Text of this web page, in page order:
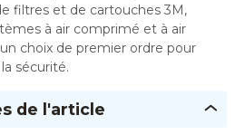
filtres et de cartouches 3M,
à air comprimé et à air
choix de premier ordre pour
sécurité.
de l'article